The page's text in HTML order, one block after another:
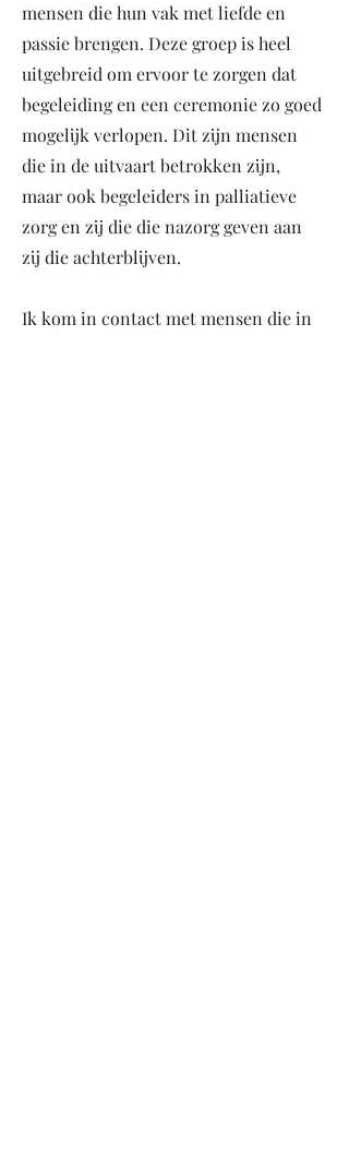
mensen die hun vak met liefde en
passie brengen. Deze groep is heel
uitgebreid om ervoor te zorgen dat
begeleiding en een ceremonie zo goed
mogelijk verlopen. Dit zijn mensen
die in de uitvaart betrokken zijn,
maar ook begeleiders in palliatieve
zorg en zij die die nazorg geven aan
zij die achterblijven.
Ik kom in contact met mensen die in